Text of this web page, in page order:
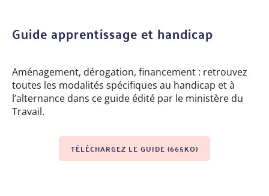
Guide apprentissage et handicap
Aménagement, dérogation, financement : retrouvez
toutes les modalités spécifiques au handicap et à
l’alternance dans ce guide édité par le ministère du
Travail.
TÉLÉCHARGEZ LE GUIDE (665KO)